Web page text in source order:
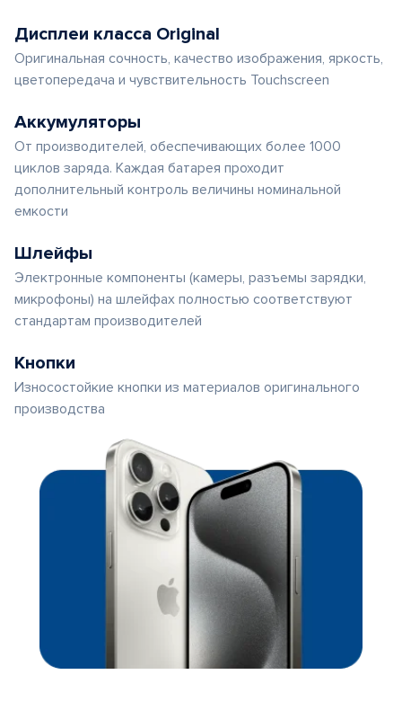
Дисплеи класса Original
Оригинальная сочность, качество изображения, яркость,
цветопередача и чувствительность Touchscreen
Аккумуляторы
От производителей, обеспечивающих более 1000
циклов заряда. Каждая батарея проходит
дополнительный контроль величины номинальной
емкости
Шлейфы
Электронные компоненты (камеры, разъемы зарядки,
микрофоны) на шлейфах полностью соответствуют
стандартам производителей
Кнопки
Износостойкие кнопки из материалов оригинального
производства